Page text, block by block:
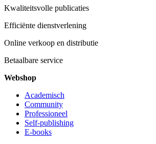
Kwaliteitsvolle publicaties
Efficiënte dienstverlening
Online verkoop en distributie
Betaalbare service
Webshop
Academisch
Community
Professioneel
Self-publishing
E-books